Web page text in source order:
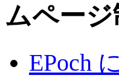
ムペー
EPoch